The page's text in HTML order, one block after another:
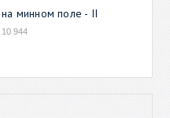
минном поле - II
10 944